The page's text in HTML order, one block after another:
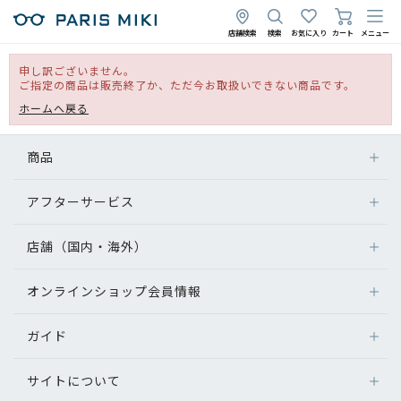
店舗検索 検索 お気に入り カート メニュー
申し訳ございません。
ご指定の商品は販売終了か、ただ今お取扱いできない商品です。
ホームへ戻る
商品
アフターサービス
店舗（国内・海外）
オンラインショップ会員情報
ガイド
サイトについて